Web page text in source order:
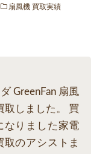
扇風機 買取実績
GreenFan 扇風
取しました。 買
なりました家電
のアシストま